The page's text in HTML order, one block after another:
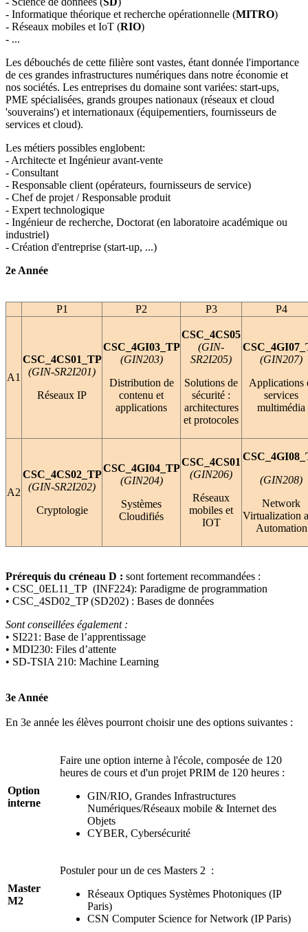
- Informatique théorique et recherche opérationnelle (MITRO)
- Réseaux mobiles et IoT (RIO)
- ...
Les débouchés de cette filière sont vastes, étant donnée l'importance
de ces grandes infrastructures numériques dans notre économie et
nos sociétés. Les entreprises du domaine sont variées: start-ups,
PME spécialisées, grands groupes nationaux (réseaux et cloud
'souverains') et internationaux (équipementiers, fournisseurs de
services et cloud).
Les métiers possibles englobent:
- Architecte et Ingénieur avant-vente
- Consultant
- Responsable client (opérateurs, fournisseurs de service)
- Chef de projet / Responsable produit
- Expert technologique
- Ingénieur de recherche, Doctorat (en laboratoire académique ou
industriel)
- Création d'entreprise (start-up, ...)
2e Année
P1 P2 P3 P4
A1
CSC_4CS01_TP
(GIN-SR2I201)
Réseaux IP
CSC_4GI03_TP
(GIN203)
Distribution de
contenu et
applications
CSC_4CS05
(GIN-
SR2I205)
Solutions de
sécurité :
architectures
et protocoles
(GIN207)
Applications
services
multimédia
A2
CSC_4CS02_TP
(GIN-SR2I202)
Cryptologie
CSC_4GI04_TP
(GIN204)
Systèmes
Cloudifiés
CSC_4CS01
(GIN206)
Réseaux
mobiles et
IOT
(GIN208)
Network
Virtualization
Automation
Prérequis du créneau D : sont fortement recommandées :
• CSC_0EL11_TP (INF224): Paradigme de programmation
• CSC_4SD02_TP (SD202) : Bases de données
Sont conseillées également :
• SI221: Base de l’apprentissage
• MDI230: Files d’attente
• SD-TSIA 210: Machine Learning
3e Année
En 3e année les élèves pourront choisir une des options suivantes :
Option
interne
Faire une option interne à l'école, composée de 120
heures de cours et d'un projet PRIM de 120 heures :
GIN/RIO, Grandes Infrastructures
Numériques/Réseaux mobile & Internet des
Objets
CYBER, Cybersécurité
Master
M2
Postuler pour un de ces Masters 2 :
Réseaux Optiques Systèmes Photoniques (IP
Paris)
CSN Computer Science for Network (IP Paris)